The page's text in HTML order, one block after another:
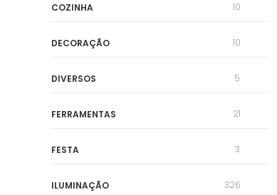
COZINHA 10
DECORAÇÃO 10
DIVERSOS 5
FERRAMENTAS 21
FESTA 3
ILUMINAÇÃO 326